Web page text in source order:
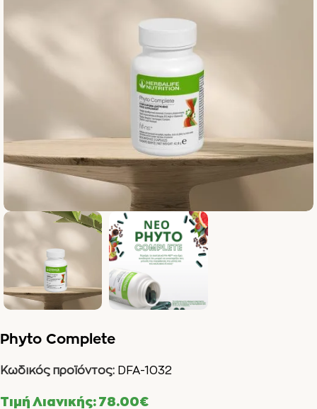
Phyto Complete
Κωδικός προϊόντος: DFA-1032
Τιμή Λιανικής: 78.00€